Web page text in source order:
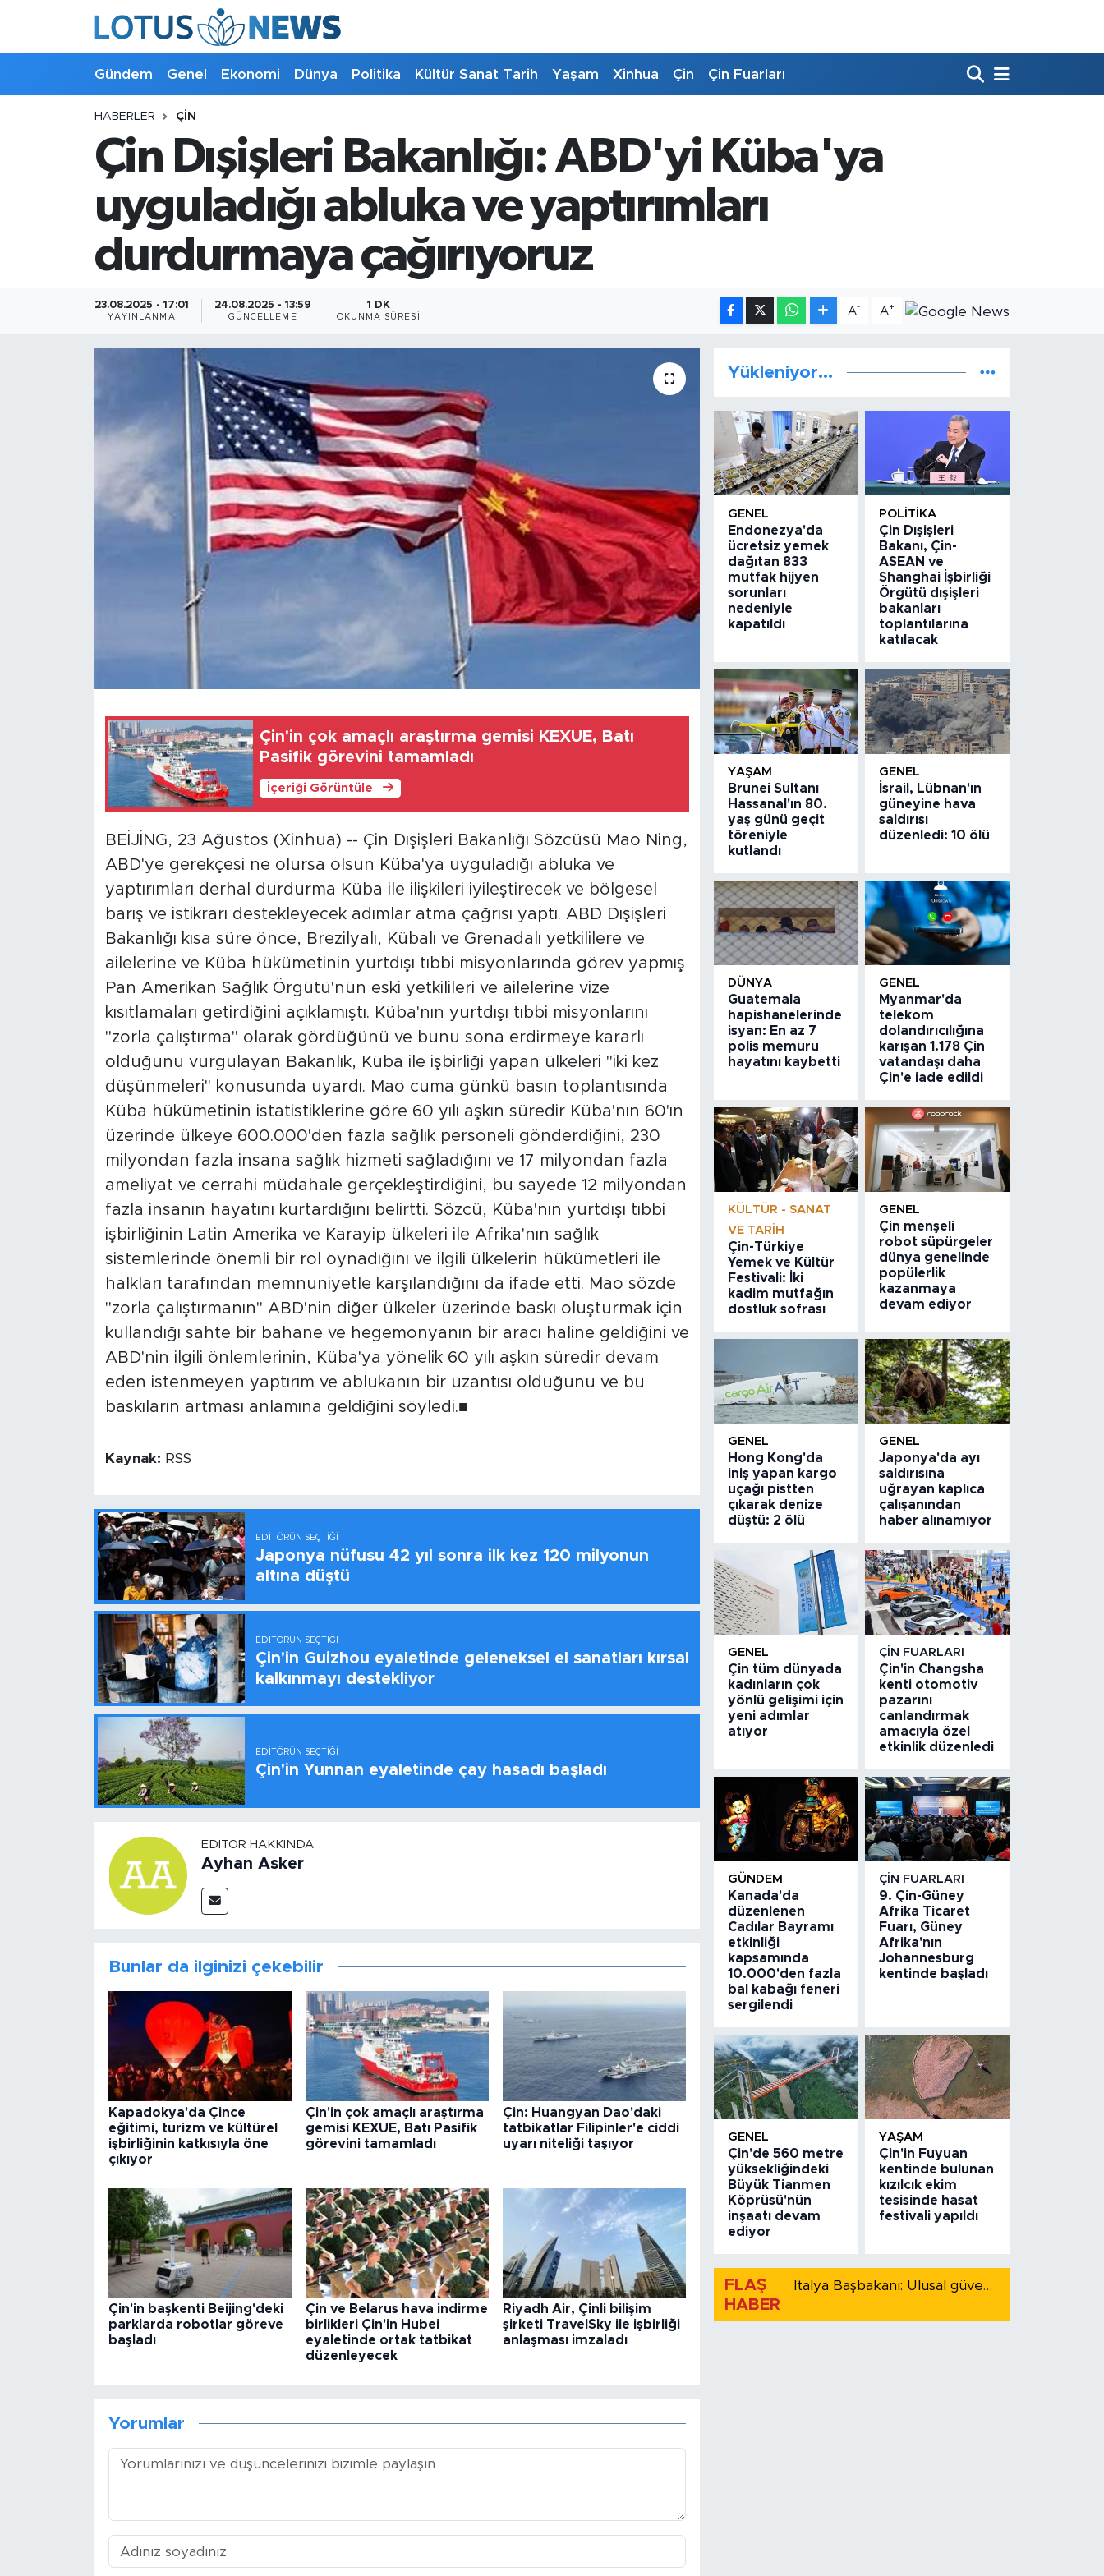
Gündem Genel Ekonomi Dünya Politika Kültür Sanat Tarih Yaşam Xinhua Çin Çin Fuarları
HABERLER ÇIN
Çin Dışişleri Bakanlığı: ABD'yi Küba'ya
uyguladığı abluka ve yaptırımları
durdurmaya çağırıyoruz
23.08.2025 - 17:01
YAYINLANMA
24.08.2025 - 13:59
GÜNCELLEME
1 DK
OKUNMA SÜRESI
A- A+
Çin'in çok amaçlı araştırma gemisi KEXUE, Batı
Pasifik görevini tamamladı
İçeriği Görüntüle
BEİJİNG, 23 Ağustos (Xinhua) -- Çin Dışişleri Bakanlığı Sözcüsü Mao Ning,
ABD'ye gerekçesi ne olursa olsun Küba'ya uyguladığı abluka ve
yaptırımları derhal durdurma Küba ile ilişkileri iyileştirecek ve bölgesel
barış ve istikrarı destekleyecek adımlar atma çağrısı yaptı. ABD Dışişleri
Bakanlığı kısa süre önce, Brezilyalı, Kübalı ve Grenadalı yetkililere ve
ailelerine ve Küba hükümetinin yurtdışı tıbbi misyonlarında görev yapmış
Pan Amerikan Sağlık Örgütü'nün eski yetkilileri ve ailelerine vize
kısıtlamaları getirdiğini açıklamıştı. Küba'nın yurtdışı tıbbi misyonlarını
"zorla çalıştırma" olarak gördüğünü ve bunu sona erdirmeye kararlı
olduğunu vurgulayan Bakanlık, Küba ile işbirliği yapan ülkeleri "iki kez
düşünmeleri" konusunda uyardı. Mao cuma günkü basın toplantısında
Küba hükümetinin istatistiklerine göre 60 yılı aşkın süredir Küba'nın 60'ın
üzerinde ülkeye 600.000'den fazla sağlık personeli gönderdiğini, 230
milyondan fazla insana sağlık hizmeti sağladığını ve 17 milyondan fazla
ameliyat ve cerrahi müdahale gerçekleştirdiğini, bu sayede 12 milyondan
fazla insanın hayatını kurtardığını belirtti. Sözcü, Küba'nın yurtdışı tıbbi
işbirliğinin Latin Amerika ve Karayip ülkeleri ile Afrika'nın sağlık
sistemlerinde önemli bir rol oynadığını ve ilgili ülkelerin hükümetleri ile
halkları tarafından memnuniyetle karşılandığını da ifade etti. Mao sözde
"zorla çalıştırmanın" ABD'nin diğer ülkeler üzerinde baskı oluşturmak için
kullandığı sahte bir bahane ve hegemonyanın bir aracı haline geldiğini ve
ABD'nin ilgili önlemlerinin, Küba'ya yönelik 60 yılı aşkın süredir devam
eden istenmeyen yaptırım ve ablukanın bir uzantısı olduğunu ve bu
baskıların artması anlamına geldiğini söyledi.■
Kaynak: RSS
EDITÖRÜN SEÇTIĞI
Japonya nüfusu 42 yıl sonra ilk kez 120 milyonun
altına düştü
EDITÖRÜN SEÇTIĞI
Çin'in Guizhou eyaletinde geleneksel el sanatları kırsal
kalkınmayı destekliyor
EDITÖRÜN SEÇTIĞI
Çin'in Yunnan eyaletinde çay hasadı başladı
EDITÖR HAKKINDA
Ayhan Asker
Bunlar da ilginizi çekebilir
Kapadokya'da Çince
eğitimi, turizm ve kültürel
işbirliğinin katkısıyla öne
çıkıyor
Çin'in çok amaçlı araştırma
gemisi KEXUE, Batı Pasifik
görevini tamamladı
Çin: Huangyan Dao'daki
tatbikatlar Filipinler'e ciddi
uyarı niteliği taşıyor
Çin'in başkenti Beijing'deki
parklarda robotlar göreve
başladı
Çin ve Belarus hava indirme
birlikleri Çin'in Hubei
eyaletinde ortak tatbikat
düzenleyecek
Riyadh Air, Çinli bilişim
şirketi TravelSky ile işbirliği
anlaşması imzaladı
Yorumlar
Yükleniyor...
GENEL
Endonezya'da
ücretsiz yemek
dağıtan 833
mutfak hijyen
sorunları
nedeniyle
kapatıldı
POLITIKA
Çin Dışişleri
Bakanı, Çin-
ASEAN ve
Shanghai İşbirliği
Örgütü dışişleri
bakanları
toplantılarına
katılacak
YAŞAM
Brunei Sultanı
Hassanal'ın 80.
yaş günü geçit
töreniyle
kutlandı
GENEL
İsrail, Lübnan'ın
güneyine hava
saldırısı
düzenledi: 10 ölü
DÜNYA
Guatemala
hapishanelerinde
isyan: En az 7
polis memuru
hayatını kaybetti
GENEL
Myanmar'da
telekom
dolandırıcılığına
karışan 1.178 Çin
vatandaşı daha
Çin'e iade edildi
KÜLTÜR - SANAT
VE TARIH
Çin-Türkiye
Yemek ve Kültür
Festivali: İki
kadim mutfağın
dostluk sofrası
GENEL
Çin menşeli
robot süpürgeler
dünya genelinde
popülerlik
kazanmaya
devam ediyor
GENEL
Hong Kong'da
iniş yapan kargo
uçağı pistten
çıkarak denize
düştü: 2 ölü
GENEL
Japonya'da ayı
saldırısına
uğrayan kaplıca
çalışanından
haber alınamıyor
GENEL
Çin tüm dünyada
kadınların çok
yönlü gelişimi için
yeni adımlar
atıyor
ÇIN FUARLARI
Çin'in Changsha
kenti otomotiv
pazarını
canlandırmak
amacıyla özel
etkinlik düzenledi
GÜNDEM
Kanada'da
düzenlenen
Cadılar Bayramı
etkinliği
kapsamında
10.000'den fazla
bal kabağı feneri
sergilendi
ÇIN FUARLARI
9. Çin-Güney
Afrika Ticaret
Fuarı, Güney
Afrika'nın
Johannesburg
kentinde başladı
GENEL
Çin'de 560 metre
yüksekliğindeki
Büyük Tianmen
Köprüsü'nün
inşaatı devam
ediyor
YAŞAM
Çin'in Fuyuan
kentinde bulunan
kızılcık ekim
tesisinde hasat
festivali yapıldı
FLAŞ
HABER
İtalya Başbakanı: Ulusal güvenliği korumak için İspanya ile Schengen kapsamındaki serbest dolaşımı askıya alıyoruz
Kültür - Sanat ve Tarih
Bilim ve Teknoloji
Foto Haber